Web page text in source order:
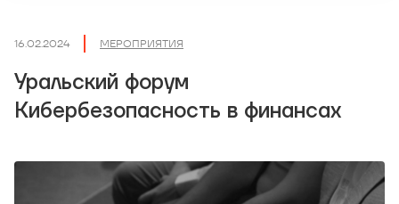
16.02.2024 МЕРОПРИЯТИЯ
Уральский форум
Кибербезопасность в финансах